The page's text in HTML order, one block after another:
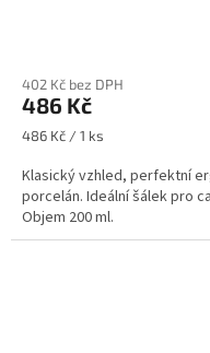
402 Kč bez DPH
486 Kč
Měrná
486 Kč / 1 ks
Klasický vzhled, perfektní
porcelán. Ideální šálek pro
Objem 200 ml.